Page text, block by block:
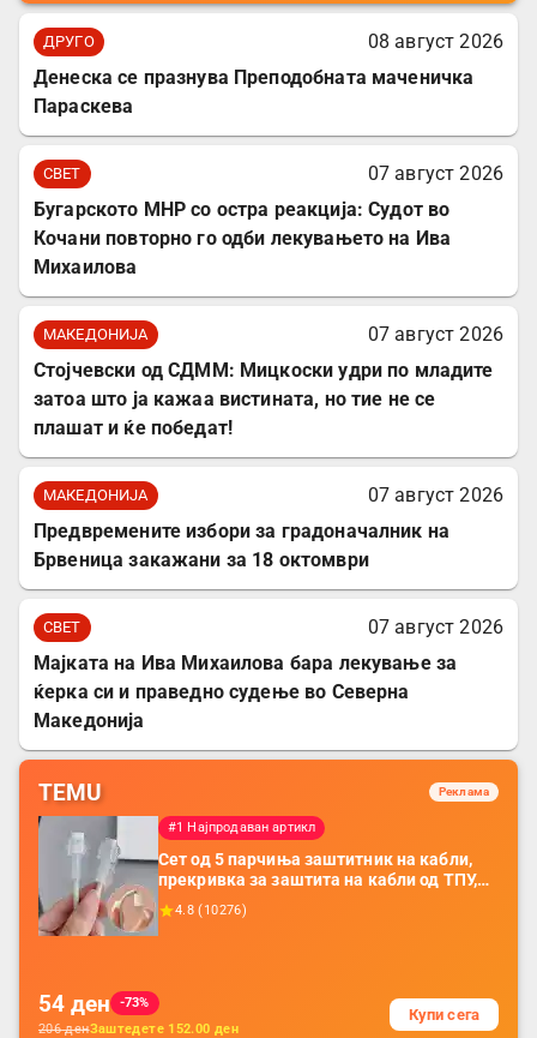
ДРУГО
08 август 2026
Денеска се празнува Преподобната маченичка
Параскева
СВЕТ
07 август 2026
Бугарското МНР со остра реакција: Судот во
Кочани повторно го одби лекувањето на Ива
Михаилова
МАКЕДОНИЈА
07 август 2026
Стојчевски од СДММ: Мицкоски удри по младите
затоа што ја кажаа вистината, но тие не се
плашат и ќе победат!
МАКЕДОНИЈА
07 август 2026
Предвремените избори за градоначалник на
Брвеница закажани за 18 октомври
СВЕТ
07 август 2026
Мајката на Ива Михаилова бара лекување за
ќерка си и праведно судење во Северна
Македонија
TEMU Реклама
#1 Најпродаван артикл
Сет од 5 парчиња заштитник на кабли,
прекривка за заштита на кабли од ТПУ,
додатоци за заштита на кабли, без
батерија, за мобилни телефони, комплет
4.8 (10276)
54 ден
-73%
206денЗаштедете 152.00 ден
Купи сега